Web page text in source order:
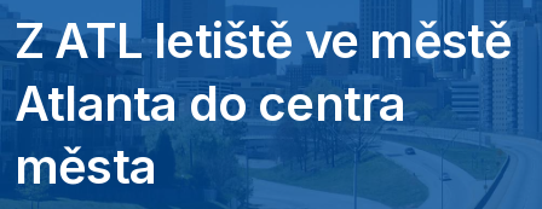
Z ATL letiště ve městě
Atlanta do centra
města